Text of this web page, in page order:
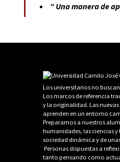
“ Una manera de
Los universitarios no
Los marcos de referencia
y la originalidad. Las
aprenden en un entorno
Preparamos a nuestros
humanidades, las ciencias
sociedad dinámica y de
Personas dispuestas a
tanto pensando como